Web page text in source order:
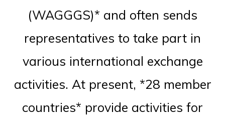
(WAGGGS)* and often sends
representatives to take part in
various international exchange
activities. At present, *28 member
countries* provide activities for